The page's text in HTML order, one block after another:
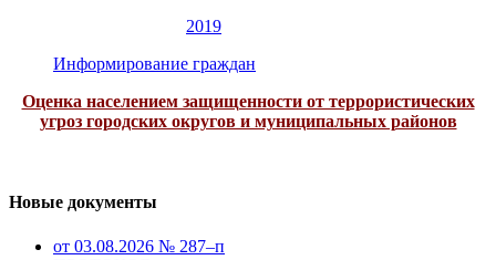
2019
Информирование граждан
Оценка населением защищенности от террористических
угроз городских округов и муниципальных районов
Новые документы
от 03.08.2026 № 287–п